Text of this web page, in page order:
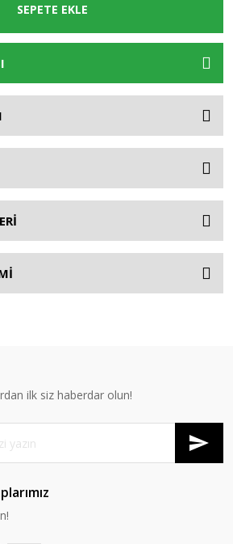
SEPETE EKLE
ilk siz haberdar olun!